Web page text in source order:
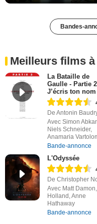
Bandes-
Meilleurs films
La Bataille de
Gaulle - Partie
J’écris ton nom
De Antonin
Avec Simon
Niels Schneider,
Anamaria
Bande-annonce
L'Odyssée
De Christopher
Avec Matt
Holland, Anne
Hathaway
Bande-annonce